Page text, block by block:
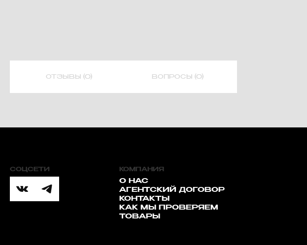
ОТЗЫВЫ (0) ВОПРОСЫ (0)
СОЦСЕТИ КОМПАНИЯ
О НАС
АГЕНТСКИЙ ДОГОВОР
КОНТАКТЫ
КАК МЫ ПРОВЕРЯЕМ
ТОВАРЫ